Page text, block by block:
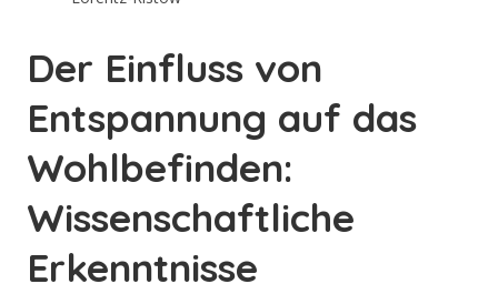
Der Einfluss von
Entspannung auf das
Wohlbefinden:
Wissenschaftliche
Erkenntnisse